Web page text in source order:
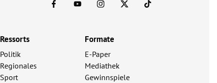
Ressorts
Politik
Regionales
Sport
Formate
E-Paper
Mediathek
Gewinnspiele